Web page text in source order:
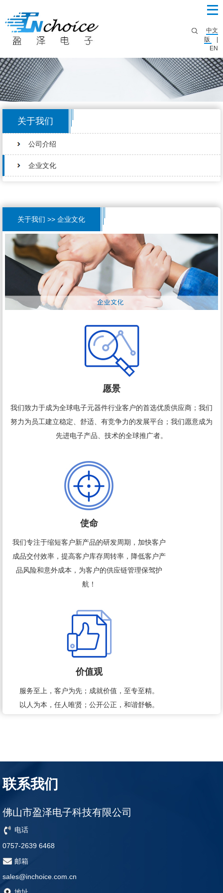
中文
版
EN
关于我们
公司介绍
企业文化
关于我们 >> 企业文化
愿景
我们致力于成为全球电子元器件行业客户的首选优质供应商；我们
努力为员工建立稳定、舒适、有竞争力的发展平台；我们愿意成为
先进电子产品、技术的全球推广者。
使命
我们专注于缩短客户新产品的研发周期，加快客户
成品交付效率，提高客户库存周转率，降低客户产
品风险和意外成本，为客户的供应链管理保驾护
航！
价值观
服务至上，客户为先；成就价值，至专至精。
以人为本，任人唯贤；公开公正，和谐舒畅。
联系我们
佛山市盈泽电子科技有限公司
电话
0757-2639 6468
邮箱
sales@inchoice.com.cn